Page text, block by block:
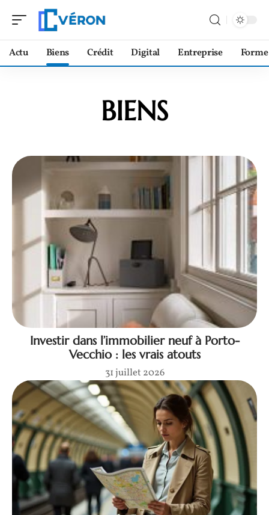
Actu Biens Crédit Digital Entreprise Forme
BIENS
Investir dans l’immobilier neuf à Porto-
Vecchio : les vrais atouts
31 juillet 2026